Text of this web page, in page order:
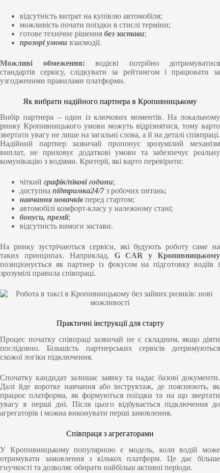
відсутність витрат на купівлю автомобіля;
можливість почати поїздки в стислі терміни;
готове технічне рішення без застави;
прозорі умови взаємодії.
Можливі обмеження: водієві потрібно дотримуватися
стандартів сервісу, слідкувати за рейтингом і працювати за
узгодженими правилами платформи.
Як вибрати надійного партнера в Кропивницькому
Вибір партнера – один із ключових моментів. На локальному
ринку Кропивницького умови можуть відрізнятися, тому варто
звертати увагу не лише на загальні слова, а й на деталі співпраці.
Надійний партнер зазвичай пропонує зрозумілий механізм
виплат, не приховує додаткові умови та забезпечує реальну
комунікацію з водіями. Критерії, які варто перевірити:
чіткий графік/пікові години;
доступна підтримка24/7з робочих питань;
навчання новачків перед стартом;
автомобілі комфорт-класу у належному стані;
бонуси, премії;
відсутність вимоги застави.
На ринку зустрічаються сервіси, які будують роботу саме на
таких принципах. Наприклад, G CAR у Кропивницькому
позиціонується як партнер із фокусом на підготовку водіїв і
зрозумілі правила співпраці.
Практичні інструкції для старту
Процес початку співпраці зазвичай не є складним, якщо діяти
послідовно. Більшість партнерських сервісів дотримуються
схожої логіки підключення.
Спочатку кандидат залишає заявку та надає базові документи.
Далі йде коротке навчання або інструктаж, де пояснюють, як
працює платформа, як формуються поїздки та на що звертати
увагу в перші дні. Після цього відбувається підключення до
агрегаторів і можна виконувати перші замовлення.
Співпраця з агрегаторами
У Кропивницькому популярною є модель, коли водій може
отримувати замовлення з кількох платформ. Це дає більше
гнучкості та дозволяє обирати найбільш активні періоди.